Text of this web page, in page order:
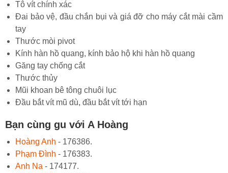
Tô vít chính xác
Đai bảo vệ, đầu chắn bụi và giá đỡ cho máy cắt mài cầm
tay
Thước mòi pivot
Kính hàn hồ quang, kính bảo hộ khi hàn hồ quang
Găng tay chống cắt
Thước thủy
Mũi khoan bê tông chuôi lục
Đầu bắt vít mũ dù, đầu bắt vít tới hạn
Bạn cùng gu với A Hoàng
Hoàng Anh - 176386.
Phạm Đình - 176383.
Anh Na - 174177.